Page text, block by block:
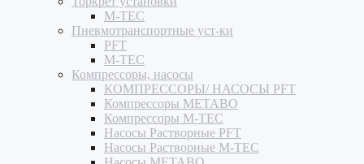
M-TEC
Пневмотранспортные уст-ки
PFT
M-TEC
Компрессоры, насосы
КОМПРЕССОРЫ/ НАСОСЫ PFT
Компрессоры METABO
Компрессоры M-TEC
Насосы Растворные PFT
Насосы Растворные M-TEC